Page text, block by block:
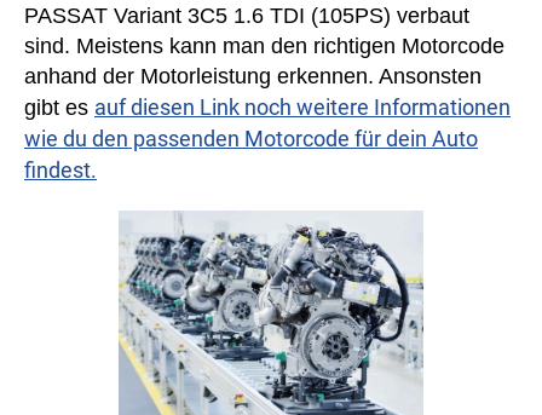
PASSAT Variant 3C5 1.6 TDI (105PS) verbaut
sind. Meistens kann man den richtigen Motorcode
anhand der Motorleistung erkennen. Ansonsten
gibt es auf diesen Link noch weitere Informationen
wie du den passenden Motorcode für dein Auto
findest.